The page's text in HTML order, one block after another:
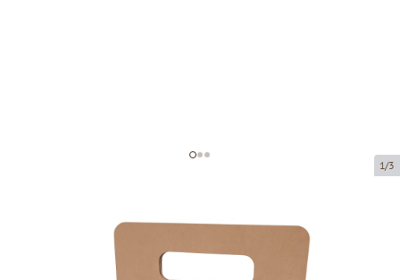
1/3
Aknata mikrolainepappkarp
KL100